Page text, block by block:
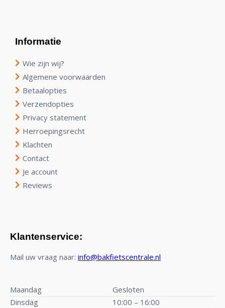
Informatie
Wie zijn wij?
Algemene voorwaarden
Betaalopties
Verzendopties
Privacy statement
Herroepingsrecht
Klachten
Contact
Je account
Reviews
Klantenservice:
Mail uw vraag naar: info@bakfietscentrale.nl
Maandag
Gesloten
Dinsdag
10:00 – 16:00